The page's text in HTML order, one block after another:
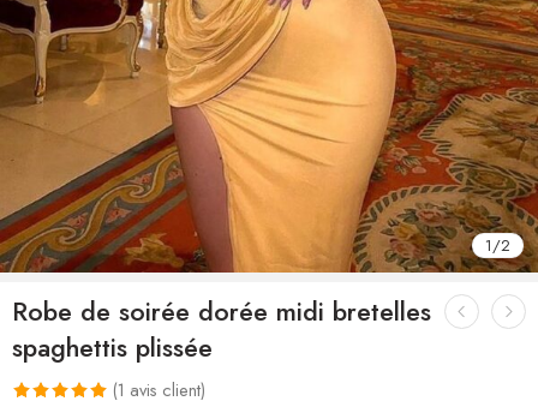
1/2
Robe de soirée dorée midi bretelles
spaghettis plissée
(1 avis client)